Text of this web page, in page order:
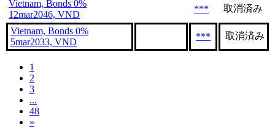
Vietnam, Bonds 0%
12mar2046, VND
*** 取消済み
Vietnam, Bonds 0%
5mar2033, VND
*** 取消済み
1
2
3
...
48
»